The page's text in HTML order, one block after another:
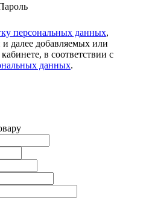
персональных данных,
далее добавляемых или
в соответствии с
данных.